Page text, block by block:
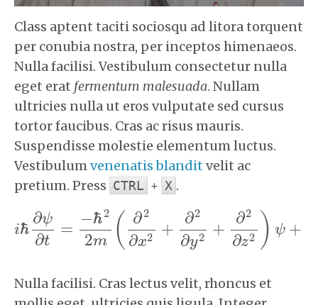
Class aptent taciti sociosqu ad litora torquent
per conubia nostra, per inceptos himenaeos.
Nulla facilisi. Vestibulum consectetur nulla
eget erat fermentum malesuada. Nullam
ultricies nulla ut eros vulputate sed cursus
tortor faucibus. Cras ac risus mauris.
Suspendisse molestie elementum luctus.
Vestibulumvenenatis blandit velit ac
pretium. Press CTRL + X .
iℏ
∂ψ
∂t
=
−ℏ2
2m ( ∂ 2
∂x2 +
∂2
∂y2 +
∂2
∂z2 ) ψ +
iℏ ∂ψ∂ t=−ℏ2 2 m(∂2∂ x2 +∂2∂y 2+ ∂2∂z2 ψ +V ψ
Nulla facilisi. Cras lectus velit, rhoncus et